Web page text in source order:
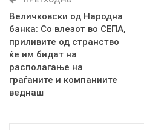
Величковски од Народна
банка: Со влезот во СЕПА,
приливите од странство
ќе им бидат на
располагање на
граѓаните и компаниите
веднаш